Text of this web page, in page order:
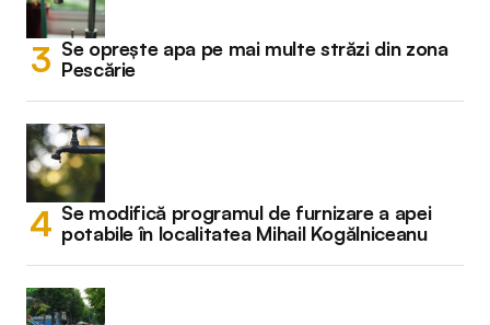
Se oprește apa pe mai multe străzi din zona
Pescărie
Se modifică programul de furnizare a apei
potabile în localitatea Mihail Kogălniceanu